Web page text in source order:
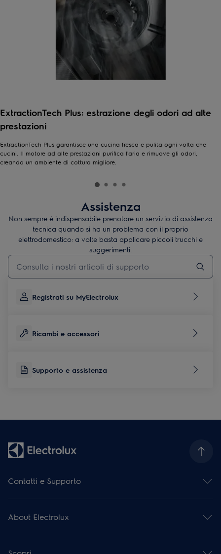
ExtractionTech Plus: estrazione degli odori ad alte
prestazioni
ExtractionTech Plus garantisce una cucina fresca e pulita ogni volta che
cucini. Il motore ad alte prestazioni purifica l'aria e rimuove gli odori,
creando un ambiente di cottura migliore.
Assistenza
Non sempre è indispensabile prenotare un servizio di assistenza
tecnica quando si ha un problema con il proprio
elettrodomestico: a volte basta applicare piccoli trucchi e
suggerimenti.
Digita per cercare articoli di supporto
Registrati su MyElectrolux
Ricambi e accessori
Supporto e assistenza
Contatti e Supporto
Iscriviti alla nostra newsletter
Facebook
Instagram
About Electrolux
Stampa e notizie